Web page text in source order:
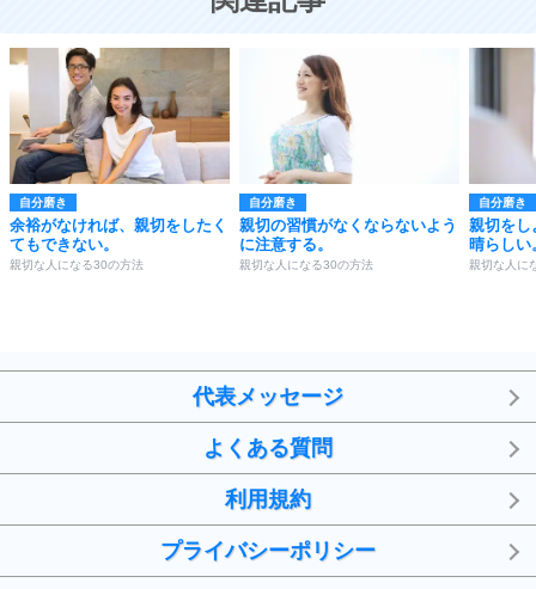
自分磨き
余裕がなければ、親切をしたく
てもできない。
親切な人になる30の方法
自分磨き
親切の習慣がなくならないよう
に注意する。
親切な人になる30の方法
自分磨き
親切をし
晴らしい
親切な人に
代表メッセージ
よくある質問
利用規約
プライバシーポリシー